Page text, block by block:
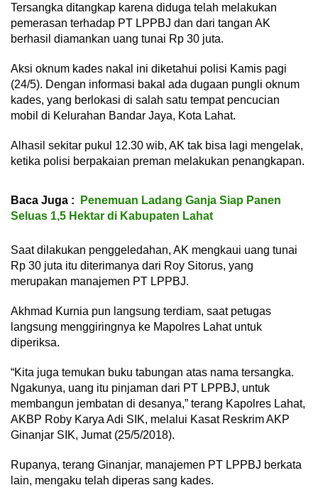
Tersangka ditangkap karena diduga telah melakukan
pemerasan terhadap PT LPPBJ dan dari tangan AK
berhasil diamankan uang tunai Rp 30 juta.
Aksi oknum kades nakal ini diketahui polisi Kamis pagi
(24/5). Dengan informasi bakal ada dugaan pungli oknum
kades, yang berlokasi di salah satu tempat pencucian
mobil di Kelurahan Bandar Jaya, Kota Lahat.
Alhasil sekitar pukul 12.30 wib, AK tak bisa lagi mengelak,
ketika polisi berpakaian preman melakukan penangkapan.
Baca Juga :
Penemuan Ladang Ganja Siap Panen
Seluas 1,5 Hektar di Kabupaten Lahat
Saat dilakukan penggeledahan, AK mengkaui uang tunai
Rp 30 juta itu diterimanya dari Roy Sitorus, yang
merupakan manajemen PT LPPBJ.
Akhmad Kurnia pun langsung terdiam, saat petugas
langsung menggiringnya ke Mapolres Lahat untuk
diperiksa.
“Kita juga temukan buku tabungan atas nama tersangka.
Ngakunya, uang itu pinjaman dari PT LPPBJ, untuk
membangun jembatan di desanya,” terang Kapolres Lahat,
AKBP Roby Karya Adi SIK, melalui Kasat Reskrim AKP
Ginanjar SIK, Jumat (25/5/2018).
Rupanya, terang Ginanjar, manajemen PT LPPBJ berkata
lain, mengaku telah diperas sang kades.